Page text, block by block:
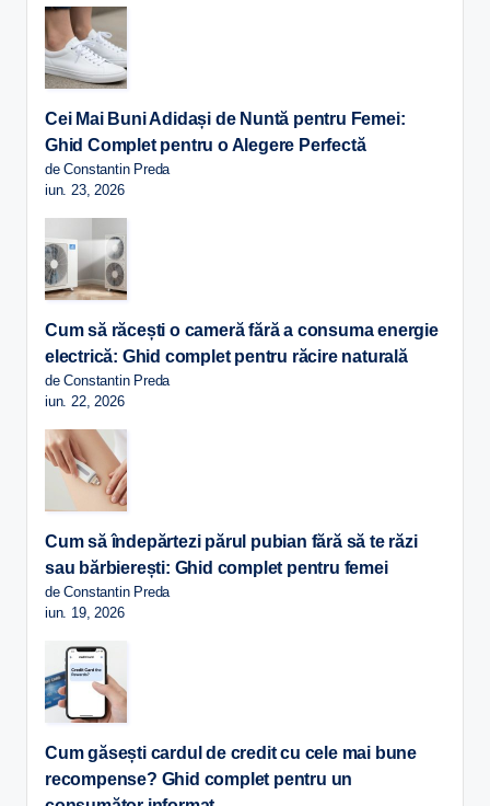
Cei Mai Buni Adidași de Nuntă pentru Femei:
Ghid Complet pentru o Alegere Perfectă
de Constantin Preda
iun. 23, 2026
Cum să răcești o cameră fără a consuma energie
electrică: Ghid complet pentru răcire naturală
de Constantin Preda
iun. 22, 2026
Cum să îndepărtezi părul pubian fără să te răzi
sau bărbierești: Ghid complet pentru femei
de Constantin Preda
iun. 19, 2026
Cum găsești cardul de credit cu cele mai bune
recompense? Ghid complet pentru un